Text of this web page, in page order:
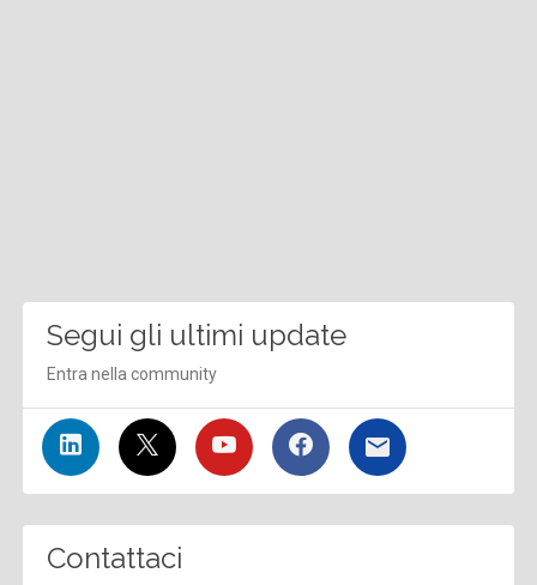
Segui gli ultimi update
Entra nella community
Contattaci